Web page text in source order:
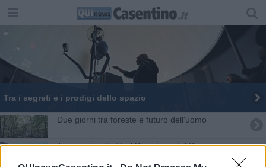
Tra i segreti e i prodigi dello spazio
Due giorni tra foreste e futuro dell'uomo
Tornano le attività al Planetario del Parco